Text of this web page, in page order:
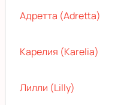
Адретта (Adretta)
Карелия (Karelia)
Лилли (Lilly)